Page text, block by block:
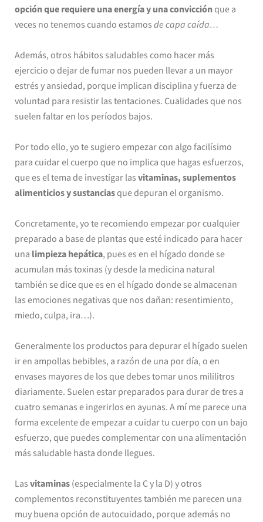
opción que requiere una energía y una convicciónque a
veces no tenemos cuando estamos de capa caída…
Además, otros hábitos saludables como hacer más
ejercicio o dejar de fumar nos pueden llevar a un mayor
estrés y ansiedad, porque implican disciplina y fuerza de
voluntad para resistir las tentaciones. Cualidades que nos
suelen faltar en los períodos bajos.
Por todo ello, yo te sugiero empezar con algo facilísimo
para cuidar el cuerpo que no implica que hagas esfuerzos,
que es el tema de investigar las vitaminas, suplementos
alimenticios y sustanciasque depuran el organismo.
Concretamente, yo te recomiendo empezar por cualquier
preparado a base de plantas que esté indicado para hacer
una limpieza hepática, pues es en el hígado donde se
acumulan más toxinas (y desde la medicina natural
también se dice que es en el hígado donde se almacenan
las emociones negativas que nos dañan: resentimiento,
miedo, culpa, ira…).
Generalmente los productos para depurar el hígado suelen
ir en ampollas bebibles, a razón de una por día, o en
envases mayores de los que debes tomar unos mililitros
diariamente. Suelen estar preparados para durar de tres a
cuatro semanas e ingerirlos en ayunas. A mí me parece una
forma excelente de empezar a cuidar tu cuerpo con un bajo
esfuerzo, que puedes complementar con una alimentación
más saludable hasta donde llegues.
Las vitaminas (especialmente la C y la D) y otros
complementos reconstituyentes también me parecen una
muy buena opción de autocuidado, porque además no